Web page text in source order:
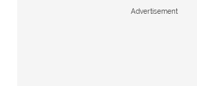
Advertisement